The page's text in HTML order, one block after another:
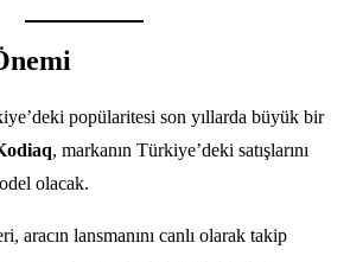
popülaritesi son yıllarda büyük bir
, markanın Türkiye’deki satışlarını
olacak.
aracın lansmanını canlı olarak takip